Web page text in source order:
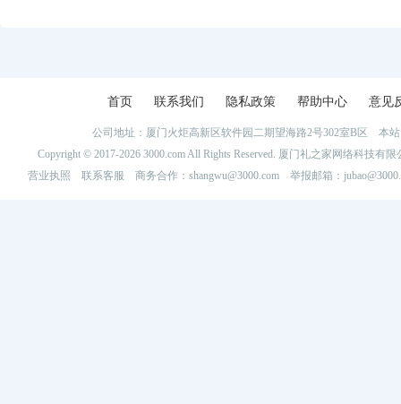
首页 联系我们 隐私政策 帮助中心 意见
公司地址：厦门火炬高新区软件园二期望海路2号302室B区 本
Copyright © 2017-2026 3000.com All Rights Reserved. 厦门礼之家网络科技
营业执照
联系客服 商务合作：shangwu@3000.com 举报邮箱：